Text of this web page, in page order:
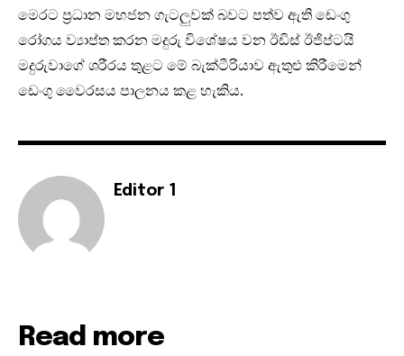
මෙරට ප්‍රධාන මහජන ගැටලුවක් බවට පත්ව ඇති ඩෙංගු
රෝගය ව්‍යාප්ත කරන මදුරු විශේෂය වන ඊඩිස් ඊජිප්ටයි
මදුරුවාගේ ශරීරය තුළට මේ බැක්ටීරියාව ඇතුළු කිරීමෙන්
ඩෙංගු වෛරසය පාලනය කළ හැකිය.
Editor 1
Read more